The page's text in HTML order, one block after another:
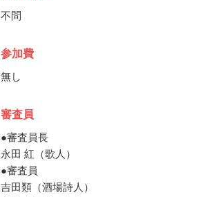
不問
参加費
無し
審査員
●審査員長
永田 紅（歌人）
●審査員
吉田類（酒場詩人）